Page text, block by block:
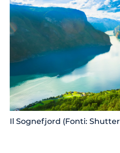
Il Sognefjord (Fonti: